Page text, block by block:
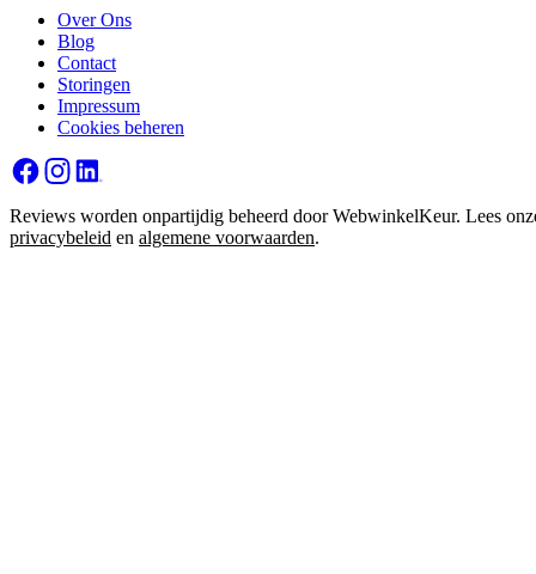
Over Ons
Blog
Contact
Storingen
Impressum
Cookies beheren
Reviews worden onpartijdig beheerd door WebwinkelKeur. Lees
privacybeleid en algemene voorwaarden.